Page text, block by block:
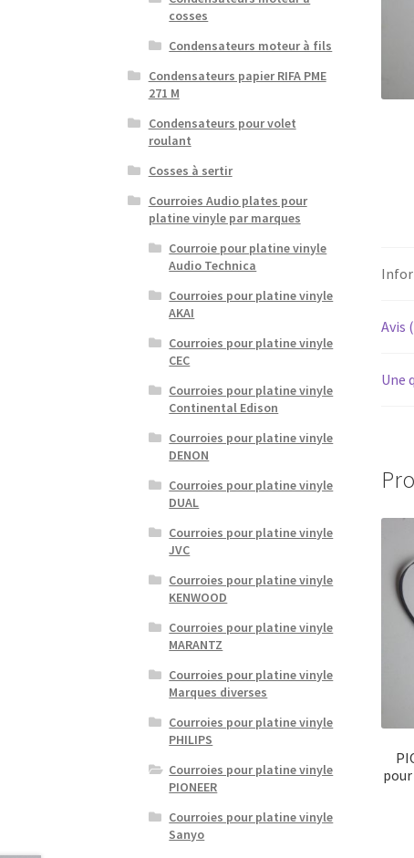
Avis
Une
cosses
Condensateurs moteur à fils
Condensateurs papier RIFA PME
271 M
Condensateurs pour volet
roulant
Cosses à sertir
Courroies Audio plates pour
platine vinyle par marques
Courroie pour platine vinyle
Audio Technica
Courroies pour platine vinyle
AKAI
Courroies pour platine vinyle
CEC
Courroies pour platine vinyle
Continental Edison
Courroies pour platine vinyle
DENON
Courroies pour platine vinyle
DUAL
Courroies pour platine vinyle
JVC
Courroies pour platine vinyle
KENWOOD
Courroies pour platine vinyle
MARANTZ
Courroies pour platine vinyle
Marques diverses
Courroies pour platine vinyle
PHILIPS
Courroies pour platine vinyle
PIONEER
Courroies pour platine vinyle
Sanyo